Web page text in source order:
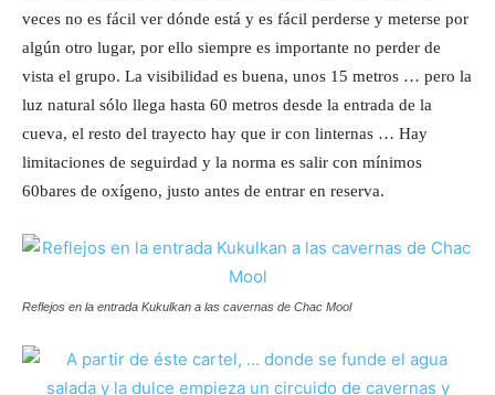
veces no es fácil ver dónde está y es fácil perderse y meterse por
algún otro lugar, por ello siempre es importante no perder de
vista el grupo. La visibilidad es buena, unos 15 metros … pero la
luz natural sólo llega hasta 60 metros desde la entrada de la
cueva, el resto del trayecto hay que ir con linternas … Hay
limitaciones de seguirdad y la norma es salir con mínimos
60bares de oxígeno, justo antes de entrar en reserva.
Reflejos en la entrada Kukulkan a las cavernas de Chac Mool